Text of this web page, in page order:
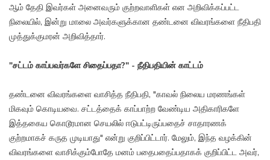
ஆம் தேதி இவர்கள் அனைவரும் குற்றவாளிகள் என அறிவிக்கப்பட்ட
நிலையில், இன்று மாலை அவர்களுக்கான தண்டனை விவரங்களை நீதிபதி
முத்துக்குமரன் அறிவித்தார்.
"சட்டம் காப்பவர்களே சிதைப்பதா?" - நீதிபதியின் காட்டம்
தண்டனை விவரங்களை வாசித்த நீதிபதி, "காவல் நிலைய மரணங்கள்
மிகவும் கொடியவை. சட்டத்தைக் காப்பாற்ற வேண்டிய அதிகாரிகளே
இத்தகைய கொடூரமான செயலில் ஈடுபட்டிருப்பதைச் சாதாரணக்
குற்றமாகச் கருத முடியாது" என்று குறிப்பிட்டார். மேலும், இந்த வழக்கின்
விவரங்களை வாசிக்கும்போதே மனம் பதைபதைப்பதாகக் குறிப்பிட்ட அவர்,